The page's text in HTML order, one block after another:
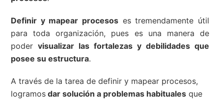
Definir y mapear procesos es tremendamente útil
para toda organización, pues es una manera de
podervisualizar las fortalezas y debilidades que
posee su estructura.
A través de la tarea de definir y mapear procesos,
logramos dar solución a problemas habituales que